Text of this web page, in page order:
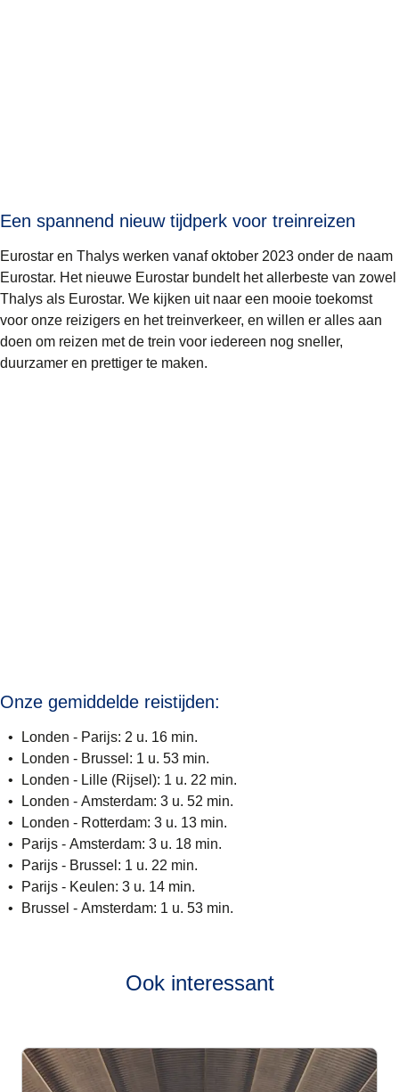
Een spannend nieuw tijdperk voor treinreizen
Eurostar en Thalys werken vanaf oktober 2023 onder de naam
Eurostar. Het nieuwe Eurostar bundelt het allerbeste van zowel
Thalys als Eurostar. We kijken uit naar een mooie toekomst
voor onze reizigers en het treinverkeer, en willen er alles aan
doen om reizen met de trein voor iedereen nog sneller,
duurzamer en prettiger te maken.
Onze gemiddelde reistijden:
Londen - Parijs: 2 u. 16 min.
Londen - Brussel: 1 u. 53 min.
Londen - Lille (Rijsel): 1 u. 22 min.
Londen - Amsterdam: 3 u. 52 min.
Londen - Rotterdam: 3 u. 13 min.
Parijs - Amsterdam: 3 u. 18 min.
Parijs - Brussel: 1 u. 22 min.
Parijs - Keulen: 3 u. 14 min.
Brussel - Amsterdam: 1 u. 53 min.
Ook interessant